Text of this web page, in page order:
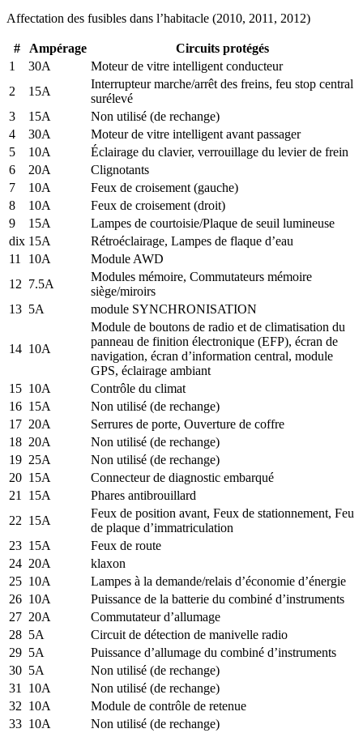
Affectation des fusibles dans l’habitacle (2010, 2011, 2012)
# Ampérage
Circuits protégés
1
30A
Moteur de vitre intelligent conducteur
2
15A
Interrupteur marche/arrêt des freins, feu stop central
surélevé
3
15A
Non utilisé (de rechange)
4
30A
Moteur de vitre intelligent avant passager
5
10A
Éclairage du clavier, verrouillage du levier de frein
6
20A
Clignotants
7
10A
Feux de croisement (gauche)
8
10A
Feux de croisement (droit)
9
15A
Lampes de courtoisie/Plaque de seuil lumineuse
dix 15A
Rétroéclairage, Lampes de flaque d’eau
11
10A
Module AWD
12 7.5A
Modules mémoire, Commutateurs mémoire
siège/miroirs
13 5A module SYNCHRONISATION
14 10A
Module de boutons de radio et de climatisation du
panneau de finition électronique (EFP), écran de
navigation, écran d’information central, module
GPS, éclairage ambiant
15 10A
Contrôle du climat
16 15A
Non utilisé (de rechange)
17 20A
Serrures de porte, Ouverture de coffre
18 20A
Non utilisé (de rechange)
19 25A
Non utilisé (de rechange)
20 15A
Connecteur de diagnostic embarqué
21
15A
Phares antibrouillard
22 15A
Feux de position avant, Feux de stationnement, Feu
de plaque d’immatriculation
23 15A
Feux de route
24 20A
klaxon
25 10A
Lampes à la demande/relais d’économie d’énergie
26 10A
Puissance de la batterie du combiné d’instruments
27 20A
Commutateur d’allumage
28 5A
Circuit de détection de manivelle radio
29 5A
Puissance d’allumage du combiné d’instruments
30 5A
Non utilisé (de rechange)
31
10A
Non utilisé (de rechange)
32 10A
Module de contrôle de retenue
33 10A
Non utilisé (de rechange)